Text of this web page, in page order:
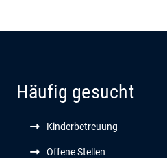
Häufig gesucht
Kinderbetreuung
Offene Stellen